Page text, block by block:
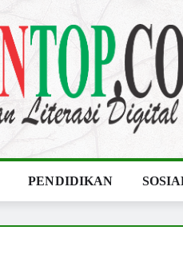
PENDIDIKAN